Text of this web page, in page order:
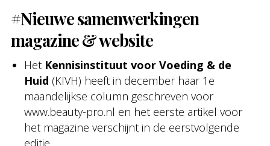
#Nieuwe samenwerkingen
magazine & website
Het Kennisinstituut voor Voeding & de
Huid (KIVH) heeft in december haar 1e
maandelijkse column geschreven voor
www.beauty-pro.nl en het eerste artikel voor
het magazine verschijnt in de eerstvolgende
editie.